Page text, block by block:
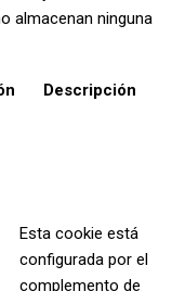
almacenan ninguna
Descripción
Esta cookie está
configurada por el
complemento de